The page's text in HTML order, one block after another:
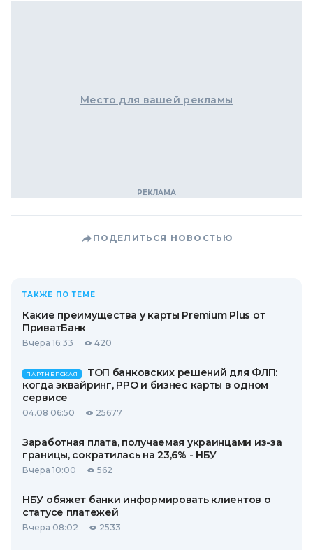
Место для вашей рекламы
ПОДЕЛИТЬСЯ НОВОСТЬЮ
ТАКЖЕ ПО ТЕМЕ
Какие преимущества у карты Premium Plus от
ПриватБанк
Вчера 16:33 420
ПАРТНЕРСКАЯ
ТОП банковских решений для ФЛП:
когда эквайринг, РРО и бизнес карты в одном
сервисе
04.08 06:50 25677
Заработная плата, получаемая украинцами из-за
границы, сократилась на 23,6% - НБУ
Вчера 10:00 562
НБУ обяжет банки информировать клиентов о
статусе платежей
Вчера 08:02 2533